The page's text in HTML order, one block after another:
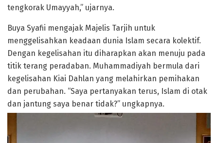
tengkorak Umayyah,” ujarnya.
Buya Syafii mengajak Majelis Tarjih untuk
menggelisahkan keadaan dunia Islam secara kolektif.
Dengan kegelisahan itu diharapkan akan menuju pada
titik terang peradaban. Muhammadiyah bermula dari
kegelisahan Kiai Dahlan yang melahirkan pemihakan
dan perubahan. “Saya pertanyakan terus, Islam di otak
dan jantung saya benar tidak?” ungkapnya.